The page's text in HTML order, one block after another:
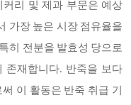
커리 및 제과 부문은 예상
가장 높은 시장 점유율을
히 전분을 발효성 당으로
존재합니다. 반죽을 보다
이 활동은 반죽 취급 기